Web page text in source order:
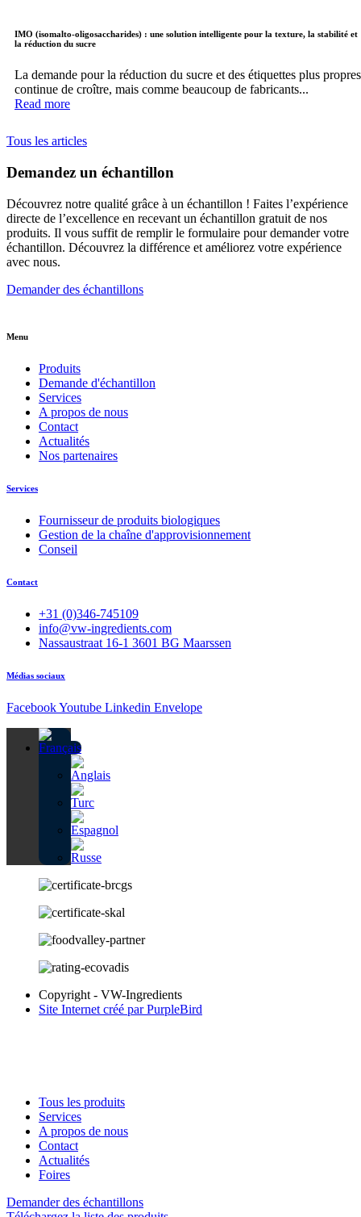
IMO (isomalto-oligosaccharides) : une solution intelligente pour la texture, la stabilité et
la réduction du sucre
La demande pour la réduction du sucre et des étiquettes plus propres
continue de croître, mais comme beaucoup de fabricants...
Read more
Tous les articles
Demandez un échantillon
Découvrez notre qualité grâce à un échantillon ! Faites l’expérience
directe de l’excellence en recevant un échantillon gratuit de nos
produits. Il vous suffit de remplir le formulaire pour demander votre
échantillon. Découvrez la différence et améliorez votre expérience
avec nous.
Demander des échantillons
Menu
Produits
Demande d'échantillon
Services
A propos de nous
Contact
Actualités
Nos partenaires
Services
Fournisseur de produits biologiques
Gestion de la chaîne d'approvisionnement
Conseil
Contact
+31 (0)346-745109
info@vw-ingredients.com
Nassaustraat 16-1 3601 BG Maarssen
Médias sociaux
FacebookYoutube Linkedin Envelope
Copyright - VW-Ingredients
Site Internet créé par PurpleBird
Tous les produits
Services
A propos de nous
Contact
Actualités
Foires
Demander des échantillons